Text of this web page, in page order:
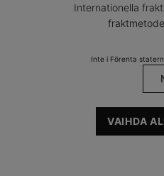
Din Rutin
Internationella
Inte i Förenta
VAIHDA